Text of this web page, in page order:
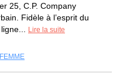
25, C.P. Company
Fidèle à l’esprit du
Lire la suite